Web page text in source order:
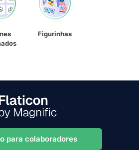
Figurinhas
para colaboradores